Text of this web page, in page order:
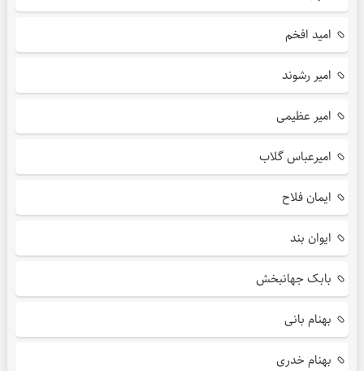
امید افخم
امیر رشوند
امیر عظیمی
امیرعباس گلاب
ایمان فلاح
ایوان بند
بابک جهانبخش
بهنام بانی
بهنام خدری